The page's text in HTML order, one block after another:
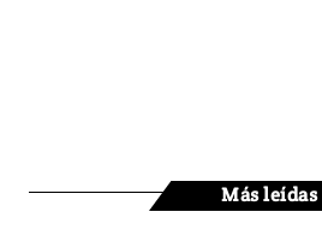
Más leídas